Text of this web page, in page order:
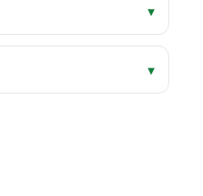
▾
▾